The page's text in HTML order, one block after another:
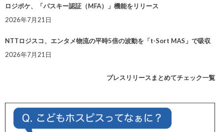
ロジポケ、「パスキー認証（MFA）」機能をリリース
2026年7月21日
NTTロジスコ、エンタメ物流の平時5倍の波動を「t-Sort MAS」で吸収
2026年7月21日
プレスリリースまとめてチェック一覧